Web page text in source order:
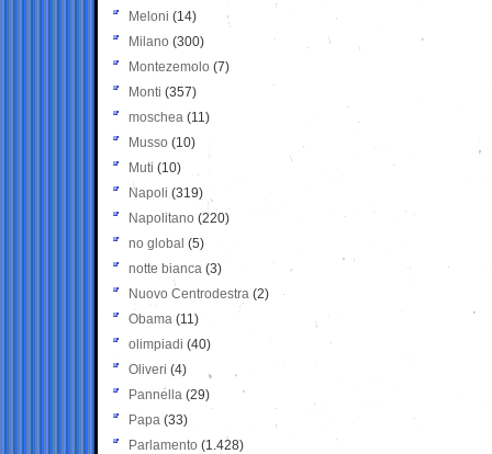
Meloni (14)
Milano (300)
Montezemolo (7)
Monti (357)
moschea (11)
Musso (10)
Muti (10)
Napoli (319)
Napolitano (220)
no global (5)
notte bianca (3)
Nuovo Centrodestra (2)
Obama (11)
olimpiadi (40)
Oliveri (4)
Pannella (29)
Papa (33)
Parlamento (1.428)